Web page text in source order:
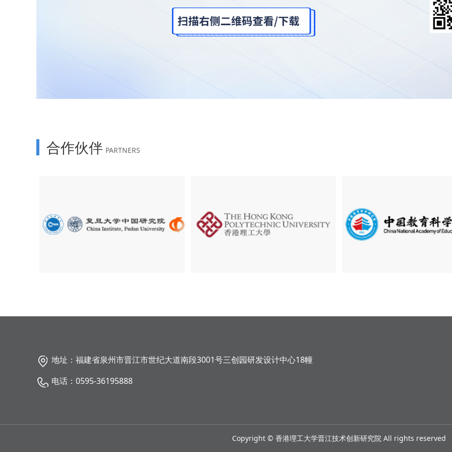
合作伙伴 PARTNERS
地址：福建省泉州市晋江市世纪大道南段3001号三创园研发设计中心18幢
电话：0595-36195888
Copyright © 香港理工大学晋江技术创新研究院 All rights reserved